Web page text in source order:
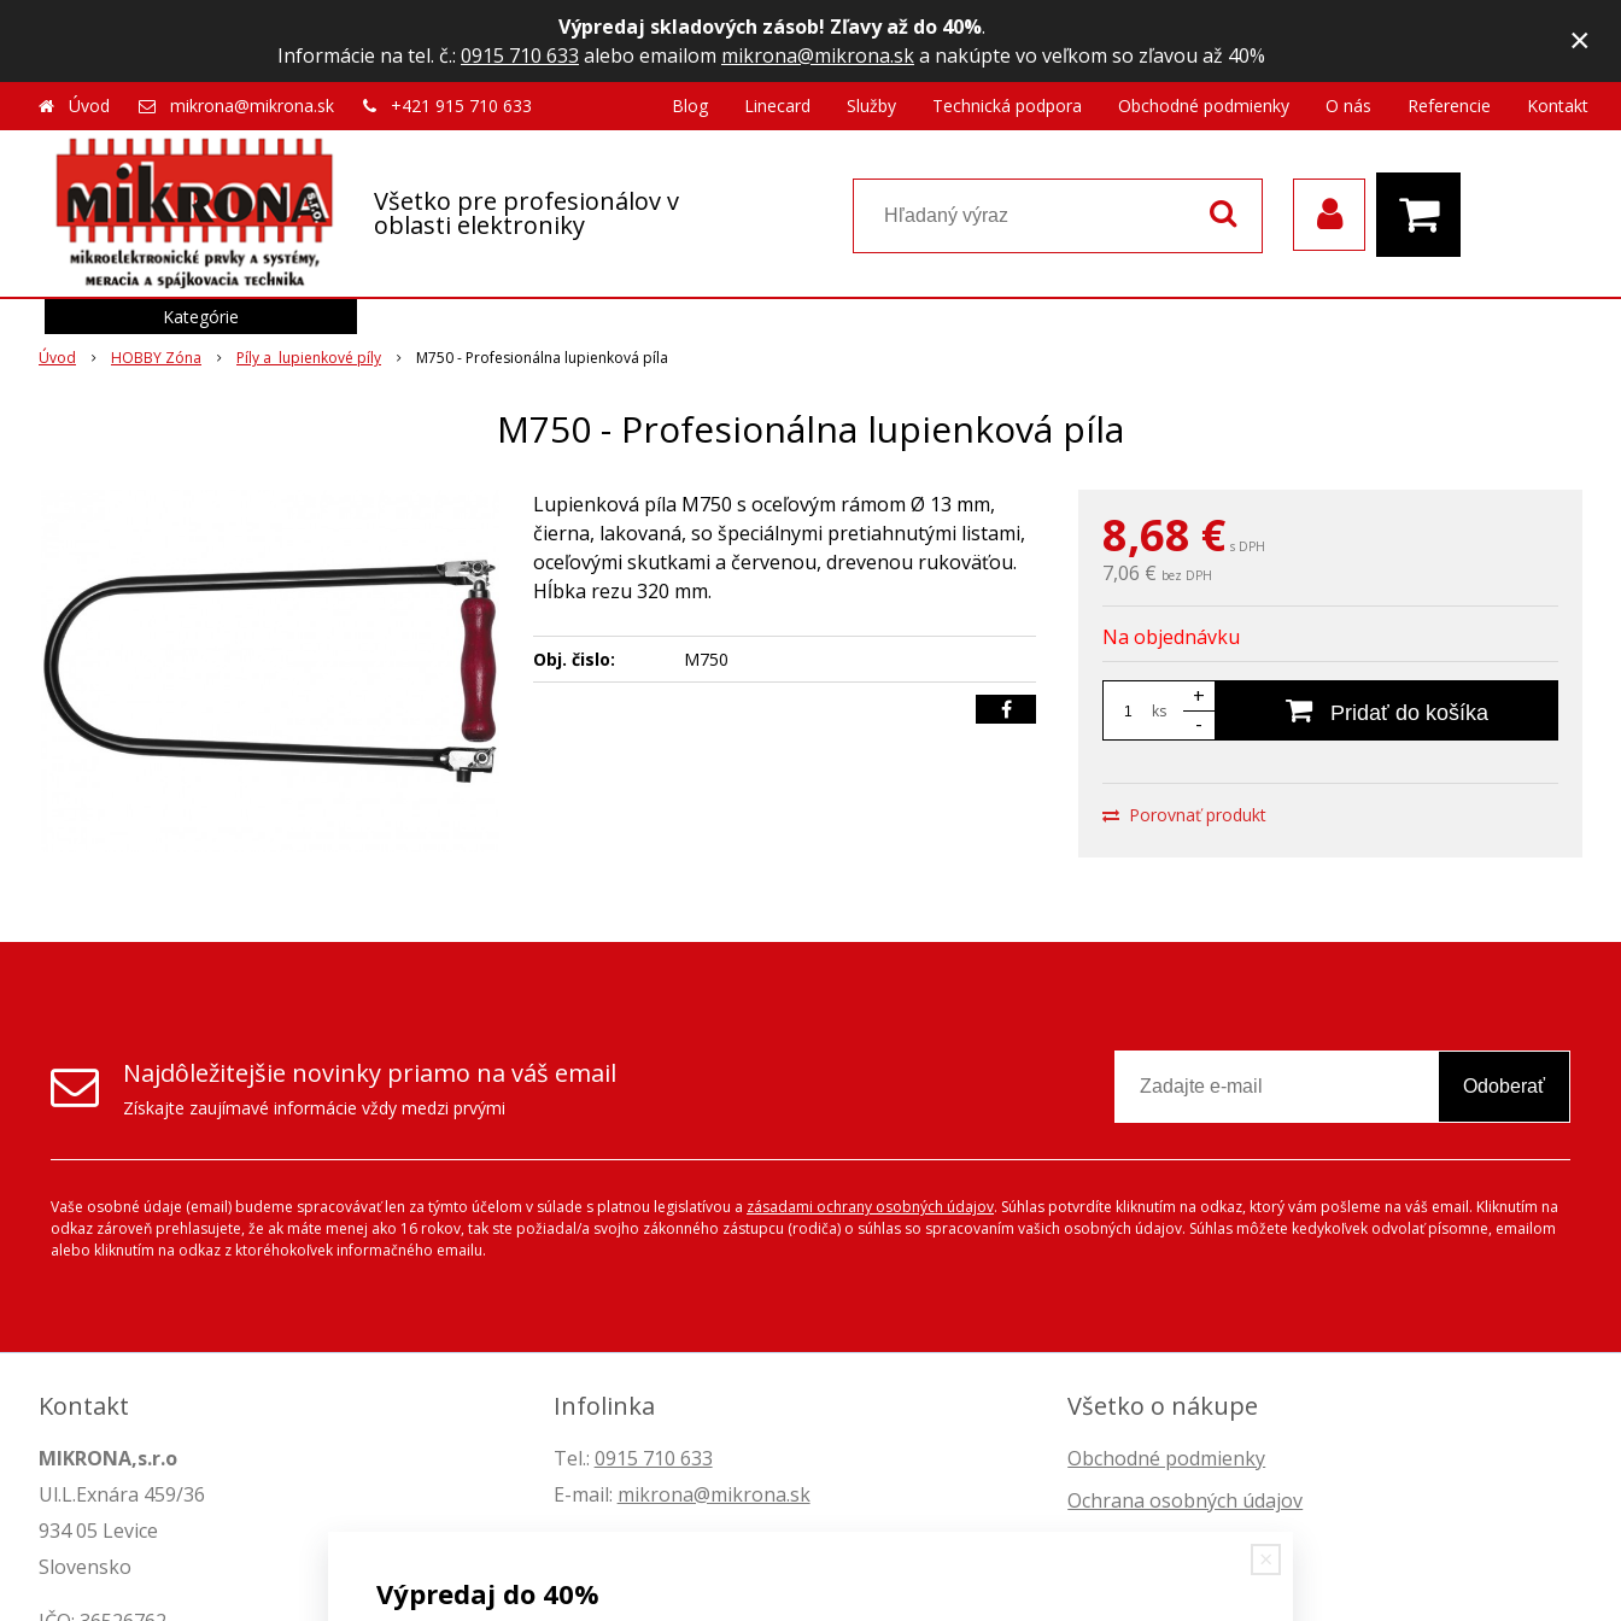
Výpredaj skladových zásob! Zľavy až do 40%.
Informácie na tel. č.: 0915 710 633 alebo emailom mikrona@mikrona.ska nakúpte vo veľkom so zľavou až 40% ×
Všetko pre profesionálov v
oblasti elektroniky
Úvod mikrona@mikrona.sk +421 915 710 633 Blog Linecard Služby Technická podpora Obchodné podmienky O nás Referencie Kontakt
Úvod HOBBY Zóna Píly a lupienkové píly M750 - Profesionálna lupienková píla
M750 - Profesionálna lupienková píla
8,68 € s DPH
7,06 € bez DPH
Na objednávku
ks
+
-
Pridať do košíka
Porovnať produkt
Lupienková píla M750 s oceľovým rámom Ø 13 mm,
čierna, lakovaná, so špeciálnymi pretiahnutými listami,
oceľovými skutkami a červenou, drevenou rukoväťou.
Hĺbka rezu 320 mm.
Obj. čislo: M750
Kategórie
Najdôležitejšie novinky priamo na váš email
Získajte zaujímavé informácie vždy medzi prvými
Odoberať
Vaše osobné údaje (email) budeme spracovávať len za týmto účelom v súlade s platnou legislatívou a zásadami ochrany osobných údajov. Súhlas potvrdíte kliknutím na odkaz, ktorý vám pošleme na váš email. Kliknutím na
odkaz zároveň prehlasujete, že ak máte menej ako 16 rokov, tak ste požiadal/a svojho zákonného zástupcu (rodiča) o súhlas so spracovaním vašich osobných údajov. Súhlas môžete kedykoľvek odvolať písomne, emailom
alebo kliknutím na odkaz z ktoréhokoľvek informačného emailu.
Kontakt
MIKRONA,s.r.o
Ul.L.Exnára 459/36
934 05 Levice
Slovensko
Infolinka
Tel.: 0915 710 633
E-mail: mikrona@mikrona.sk
Všetko o nákupe
Obchodné podmienky
Ochrana osobných údajov
Výpredaj do 40%